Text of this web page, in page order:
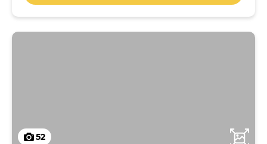
52